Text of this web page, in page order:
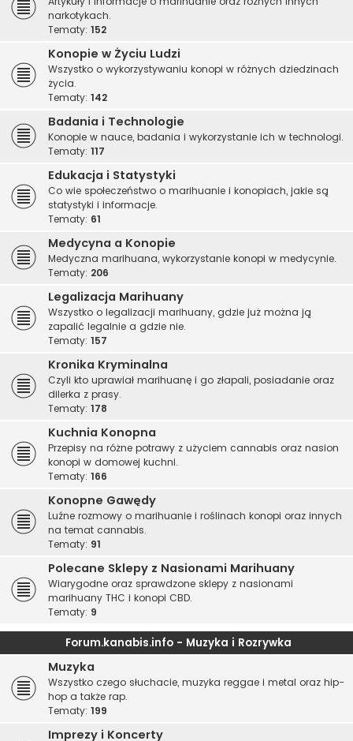
narkotykach.
Tematy: 152
Konopie w Życiu Ludzi
Wszystko o wykorzystywaniu konopi w różnych dziedzinach
życia.
Tematy: 142
Badania i Technologie
Konopie w nauce, badania i wykorzystanie ich w technologi.
Tematy: 117
Edukacja i Statystyki
Co wie społeczeństwo o marihuanie i konopiach, jakie są
statystyki i informacje.
Tematy: 61
Medycyna a Konopie
Medyczna marihuana, wykorzystanie konopi w medycynie.
Tematy: 206
Legalizacja Marihuany
Wszystko o legalizacji marihuany, gdzie już można ją
zapalić legalnie a gdzie nie.
Tematy: 157
Kronika Kryminalna
Czyli kto uprawiał marihuanę i go złapali, posiadanie oraz
dilerka z prasy.
Tematy: 178
Kuchnia Konopna
Przepisy na różne potrawy z użyciem cannabis oraz nasion
konopi w domowej kuchni.
Tematy: 166
Konopne Gawędy
Luźne rozmowy o marihuanie i roślinach konopi oraz innych
na temat cannabis.
Tematy: 91
Polecane Sklepy z Nasionami Marihuany
Wiarygodne oraz sprawdzone sklepy z nasionami
marihuany THC i konopi CBD.
Tematy: 9
Forum.kanabis.info - Muzyka i Rozrywka
Muzyka
Wszystko czego słuchacie, muzyka reggae i metal oraz hip-
hop a także rap.
Tematy: 199
Imprezy i Koncerty